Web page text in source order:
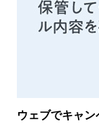
ウェブでキャ